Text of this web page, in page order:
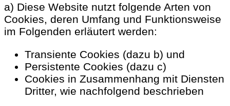
a) Diese Website nutzt folgende Arten von
Cookies, deren Umfang und Funktionsweise
im Folgenden erläutert werden:
Transiente Cookies (dazu b) und
Persistente Cookies (dazu c)
Cookies in Zusammenhang mit Diensten
Dritter, wie nachfolgend beschrieben